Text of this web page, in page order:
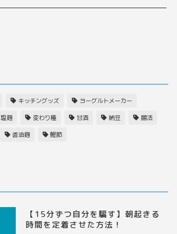
キッチングッズ ヨーグルトメーカー
塩麹 変わり種 甘酒 納豆 腸活
醬油麹 鰹節
【15分ずつ自分を騙す】朝起きる
時間を定着させた方法！